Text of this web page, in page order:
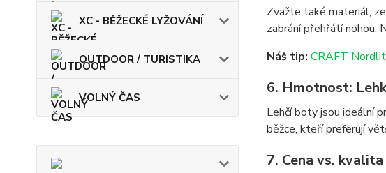
XC - BĚŽECKÉ LYŽOVÁNÍ
OUTDOOR / TURISTIKA
VOLNÝ ČAS
Zvažte také materiál,
zabrání přehřátí nohou.
Náš tip: CRAFT
6. Hmotnost:
Lehčí boty jsou ideální
běžce, kteří preferují
7. Cena vs. kvalita